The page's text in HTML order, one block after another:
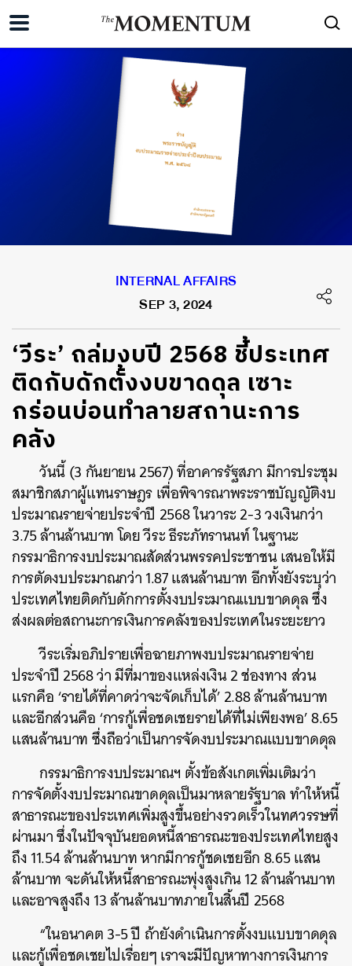
INTERNAL AFFAIRS
SEP 3, 2024
‘วีระ’ ถล่มงบปี 2568 ชี้ประเทศ
ติดกับดักตั้งงบขาดดุล เซาะ
กร่อนบ่อนทำลายสถานะการ
คลัง
วันนี้ (3 กันยายน 2567) ที่อาคารรัฐสภา มีการประชุม
สมาชิกสภาผู้แทนราษฎร เพื่อพิจารณาพระราชบัญญัติงบ
ประมาณรายจ่ายประจำปี 2568 ในวาระ 2-3 วงเงินกว่า
3.75 ล้านล้านบาท โดยวีระ ธีระภัทรานนท์ในฐานะ
กรรมาธิการงบประมาณสัดส่วนพรรคประชาชน เสนอให้มี
การตัดงบประมาณกว่า 1.87 แสนล้านบาท อีกทั้งยังระบุว่า
ประเทศไทยติดกับดักการตั้งงบประมาณแบบขาดดุล ซึ่ง
ส่งผลต่อสถานะการเงินการคลังของประเทศในระยะยาว
วีระเริ่มอภิปรายเพื่อฉายภาพงบประมาณรายจ่าย
ประจำปี 2568 ว่า มีที่มาของแหล่งเงิน 2 ช่องทาง ส่วน
แรกคือ ‘รายได้ที่คาดว่าจะจัดเก็บได้’ 2.88 ล้านล้านบาท
และอีกส่วนคือ ‘การกู้เพื่อชดเชยรายได้ที่ไม่เพียงพอ’ 8.65
แสนล้านบาท ซึ่งถือว่าเป็นการจัดงบประมาณแบบขาดดุล
กรรมาธิการงบประมาณฯ ตั้งข้อสังเกตเพิ่มเติมว่า
การจัดตั้งงบประมาณขาดดุลเป็นมาหลายรัฐบาล ทำให้หนี้
สาธารณะของประเทศเพิ่มสูงขึ้นอย่างรวดเร็วในทศวรรษที่
ผ่านมา ซึ่งในปัจจุบันยอดหนี้สาธารณะของประเทศไทยสูง
ถึง 11.54 ล้านล้านบาท หากมีการกู้ชดเชยอีก 8.65 แสน
ล้านบาท จะดันให้หนี้สาธารณะพุ่งสูงเกิน 12 ล้านล้านบาท
และอาจสูงถึง 13 ล้านล้านบาทภายในสิ้นปี 2568
“ในอนาคต 3-5 ปี ถ้ายังดำเนินการตั้งงบแบบขาดดุล
และกู้เพื่อชดเชยไปเรื่อยๆ เราจะมีปัญหาทางการเงินการ